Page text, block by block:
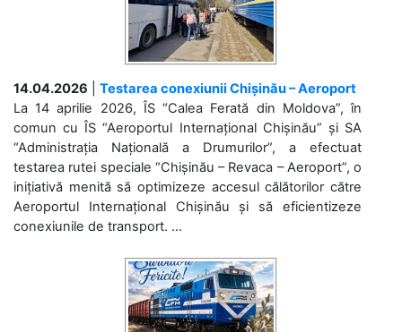
14.04.2026
Testarea conexiunii Chișinău – Aeroport
La 14 aprilie 2026, ÎS “Calea Ferată din Moldova”, în
comun cu ÎS “Aeroportul Internațional Chișinău” și SA
“Administrația Națională a Drumurilor”, a efectuat
testarea rutei speciale “Chișinău – Revaca – Aeroport”, o
inițiativă menită să optimizeze accesul călătorilor către
Aeroportul Internațional Chișinău și să eficientizeze
conexiunile de transport. ...